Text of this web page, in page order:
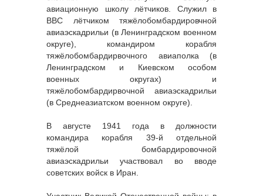
авиационную школу лётчиков. Служил в
ВВС лётчиком тяжёлобомбардировчной
авиаэскадрильи (в Ленинградском военном
округе), командиром корабля
тяжёлобомбардирвочного авиаполка (в
Ленинградском и Киевском особом
военных округах) и
тяжёлобомбардирвочной авиаэскадрильи
(в Среднеазиатском военном округе).
В августе 1941 года в должности
командира корабля 39-й отдельной
тяжёлой бомбардировочной
авиаэскадрильи участвовал во вводе
советских войск в Иран.